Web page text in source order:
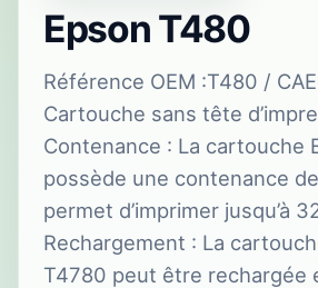
Epson T480
Référence OEM :T480 /
Cartouche sans tête
Contenance : La cartouche
possède une contenance
permet d’imprimer jusqu’à
Rechargement : La
T4780 peut être rechargée